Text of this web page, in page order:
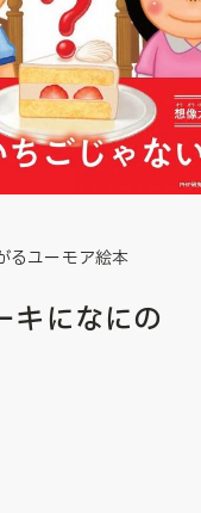
るユーモア絵本
キになにの